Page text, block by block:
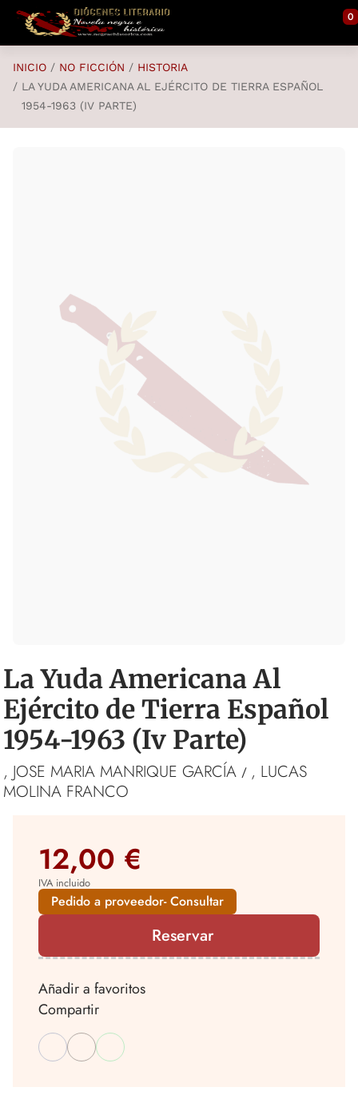
Saltar al contenido principal
0
INICIO NO FICCIÓN
HISTORIA
LA YUDA AMERICANA AL EJÉRCITO DE TIERRA ESPAÑOL
1954-1963 (IV PARTE)
La Yuda Americana Al
Ejército de Tierra Español
1954-1963 (Iv Parte)
, JOSE MARIA MANRIQUE GARCÍA / , LUCAS
MOLINA FRANCO
12,00 €
IVA incluido
Pedido a proveedor- Consultar
Reservar
Añadir a favoritos
Compartir